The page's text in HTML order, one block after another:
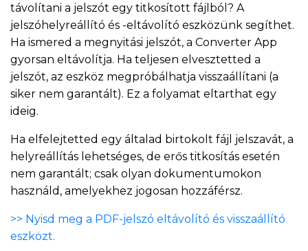
távolítani a jelszót egy titkosított fájlból? A
jelszóhelyreállító és -eltávolító eszközünk segíthet.
Ha ismered a megnyitási jelszót, a Converter App
gyorsan eltávolítja. Ha teljesen elvesztetted a
jelszót, az eszköz megpróbálhatja visszaállítani (a
siker nem garantált). Ez a folyamat eltarthat egy
ideig.
Ha elfelejtetted egy általad birtokolt fájl jelszavát, a
helyreállítás lehetséges, de erős titkosítás esetén
nem garantált; csak olyan dokumentumokon
használd, amelyekhez jogosan hozzáférsz.
>> Nyisd meg a PDF-jelszó eltávolító és visszaállító
eszközt.